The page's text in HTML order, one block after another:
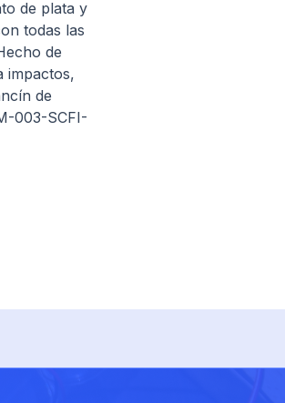
de plata y
todas las
de
impactos,
de
003-SCFI-